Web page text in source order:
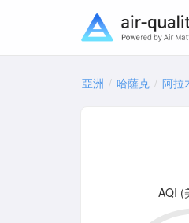
亞洲 哈薩克 阿拉
AQI (